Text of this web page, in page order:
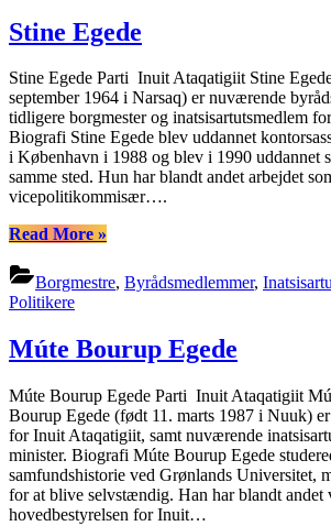
Stine Egede
Stine Egede Parti Inuit Ataqatigiit Stine
september 1964 i Narsaq) er nuværende
tidligere borgmester og inatsisartutsmedlem
Biografi Stine Egede blev uddannet
i København i 1988 og blev i 1990 uddannet
samme sted. Hun har blandt andet arbejdet
vicepolitikommisær….
Read More“Stine
»
Borgmestre, Byrådsmedlemmer,
Politikere
Múte Bourup Egede
Múte Bourup Egede Parti Inuit Ataqatigiit
Bourup Egede (født 11. marts 1987 i Nuuk)
for Inuit Ataqatigiit, samt nuværende
minister. Biografi Múte Bourup Egede
samfundshistorie ved Grønlands Universitet,
for at blive selvstændig. Han har blandt andet
hovedbestyrelsen for Inuit…